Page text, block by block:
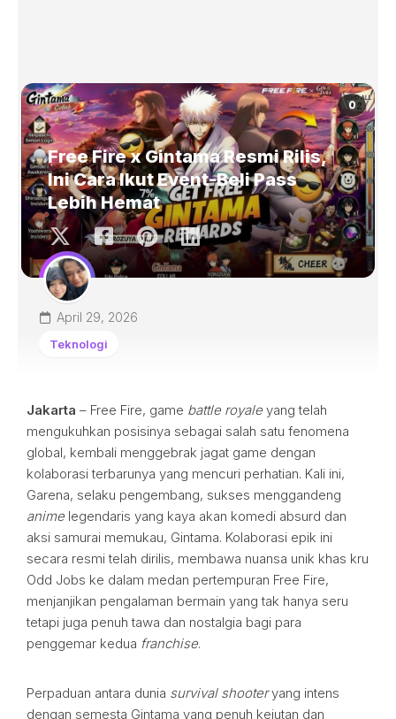
0
Free Fire x Gintama Resmi Rilis,
Ini Cara Ikut Event-Beli Pass
Lebih Hemat
April 29, 2026
Teknologi
Jakarta – Free Fire, game battle royaleyang telah
mengukuhkan posisinya sebagai salah satu fenomena
global, kembali menggebrak jagat game dengan
kolaborasi terbarunya yang mencuri perhatian. Kali ini,
Garena, selaku pengembang, sukses menggandeng
animelegendaris yang kaya akan komedi absurd dan
aksi samurai memukau, Gintama. Kolaborasi epik ini
secara resmi telah dirilis, membawa nuansa unik khas kru
Odd Jobs ke dalam medan pertempuran Free Fire,
menjanjikan pengalaman bermain yang tak hanya seru
tetapi juga penuh tawa dan nostalgia bagi para
penggemar kedua franchise.
Perpaduan antara dunia survival shooteryang intens
dengan semesta Gintama yang penuh kejutan dan